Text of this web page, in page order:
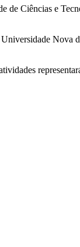
de Ciências e
Nova